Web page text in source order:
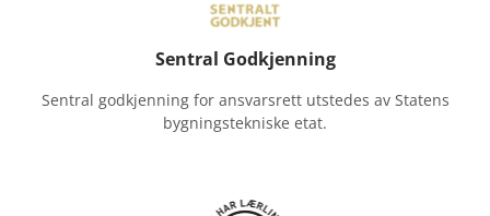
Sentral Godkjenning
Sentral godkjenning for ansvarsrett utstedes av Statens
bygningstekniske etat.